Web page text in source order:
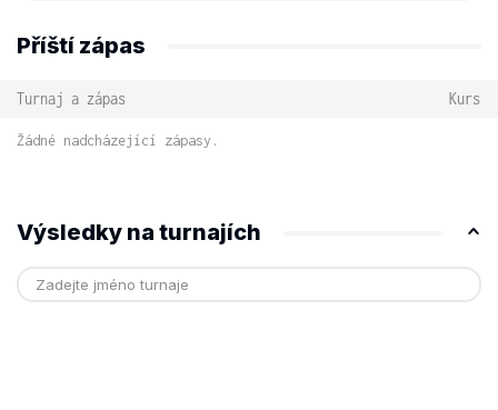
Příští zápas
Turnaj a zápas Kurs
Žádné nadcházející zápasy.
Výsledky na turnajích